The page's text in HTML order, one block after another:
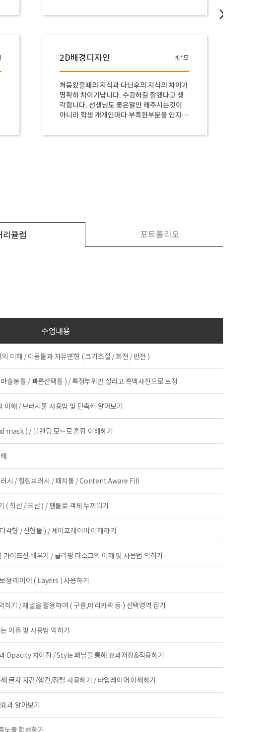
2D배경디자인 녜*모
처음왔을때의 지식과 다닌후의 지식의 차이가
명확히 차이가납니다. 수강하길 잘했다고 생
각합니다. 선생님도 좋은말만 해주시는것이
아니라 학생 개개인마다 부족한부분을 인지하
>
리큘럼 포트폴리오
수업내용
이해 / 이동툴과 자유변형 ( 크기조절 / 회전 / 반전 )
술봉툴 / 빠른선택툴 ) / 특정부위만 살리고 흑백사진으로 보정
해 / 브러시툴 사용법 및 단축키 알아보기
mask ) / 블렌딩 모드로 혼합 이해하기
시 / 힐링브러시 / 패치툴 / Content Aware Fill
( 직선 / 곡선 ) / 펜툴로 객체 누끼따기
각형 / 선형툴 ) / 셰이프레이어 이해하기
이드선 배우기 / 클리핑 마스크의 이해 및 사용법 익히기
레이어 ( Layers ) 사용하기
히기 / 채널을 활용하여 ( 구름,머리카락 등 ) 선택영역 잡기
이유 및 사용법 익히기
Opacity 차이점 / Style 패널을 통해 효과저장&적용하기
글자 자간/행간/정렬 사용하기 / 타입레이어 이해하기
과 알아보기
노출 합성하기